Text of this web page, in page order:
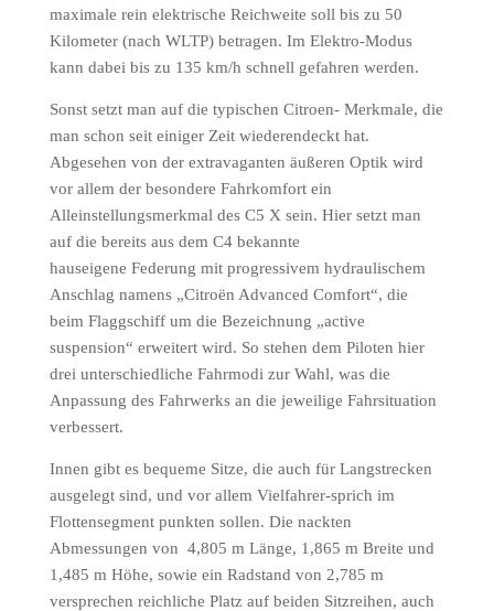
maximale rein elektrische Reichweite soll bis zu 50
Kilometer (nach WLTP) betragen. Im Elektro-Modus
kann dabei bis zu 135 km/h schnell gefahren werden.
Sonst setzt man auf die typischen Citroen- Merkmale, die
man schon seit einiger Zeit wiederendeckt hat.
Abgesehen von der extravaganten äußeren Optik wird
vor allem der besondere Fahrkomfort ein
Alleinstellungsmerkmal des C5 X sein. Hier setzt man
auf die bereits aus dem C4 bekannte
hauseigene Federung mit progressivem hydraulischem
Anschlag namens „Citroën Advanced Comfort“, die
beim Flaggschiff um die Bezeichnung „active
suspension“ erweitert wird. So stehen dem Piloten hier
drei unterschiedliche Fahrmodi zur Wahl, was die
Anpassung des Fahrwerks an die jeweilige Fahrsituation
verbessert.
Innen gibt es bequeme Sitze, die auch für Langstrecken
ausgelegt sind, und vor allem Vielfahrer-sprich im
Flottensegment punkten sollen. Die nackten
Abmessungen von 4,805 m Länge, 1,865 m Breite und
1,485 m Höhe, sowie ein Radstand von 2,785 m
versprechen reichliche Platz auf beiden Sitzreihen, auch